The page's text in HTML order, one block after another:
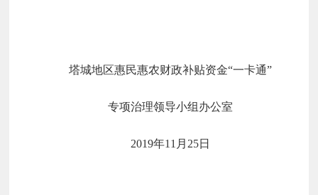
塔城地区惠民惠农财政补贴资金“一卡通”
专项治理领导小组办公室
2019年11月25日